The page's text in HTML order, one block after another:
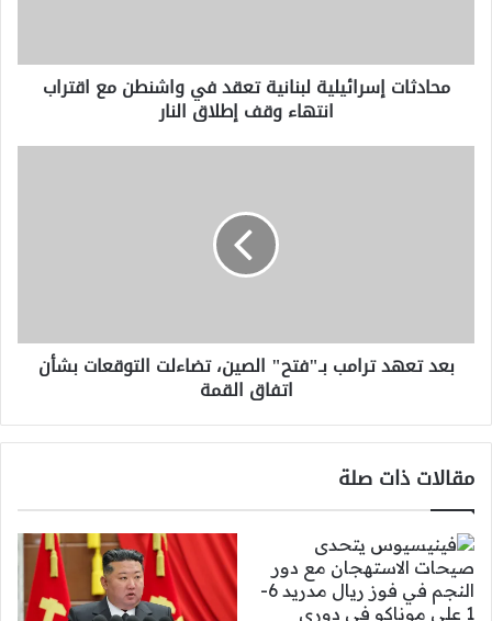
انتهاء
وقفمحادثات إسرائيلية لبنانية تعقد في واشنطن مع اقتراب
انتهاء وقف إطلاق النار
اتفاق
القمة
بعد تعهد ترامب بـ"فتح" الصين، تضاءلت التوقعات بشأن
اتفاق القمة
مقالات ذات صلة